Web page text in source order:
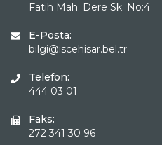
Fatih Mah. Dere Sk. No:4
E-Posta:
bilgi@iscehisar.bel.tr
Telefon:
444 03 01
Faks:
272 341 30 96